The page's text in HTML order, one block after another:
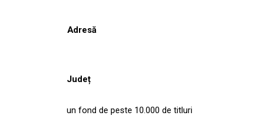
Adresă
Județ
un fond de peste 10.000 de titluri